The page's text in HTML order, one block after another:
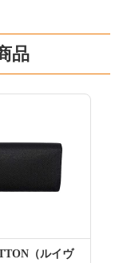
品
（ルイヴ